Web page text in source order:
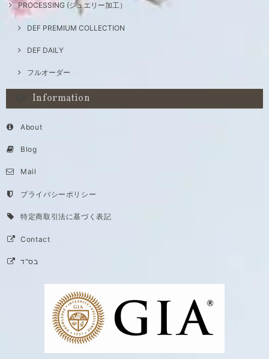
PROCESSING (ジュエリー加工）
DEF PREMIUM COLLECTION
DEF DAILY
フルオーダー
Information
About
Blog
Mail
プライバシーポリシー
特定商取引法に基づく表記
Contact
בס"ד